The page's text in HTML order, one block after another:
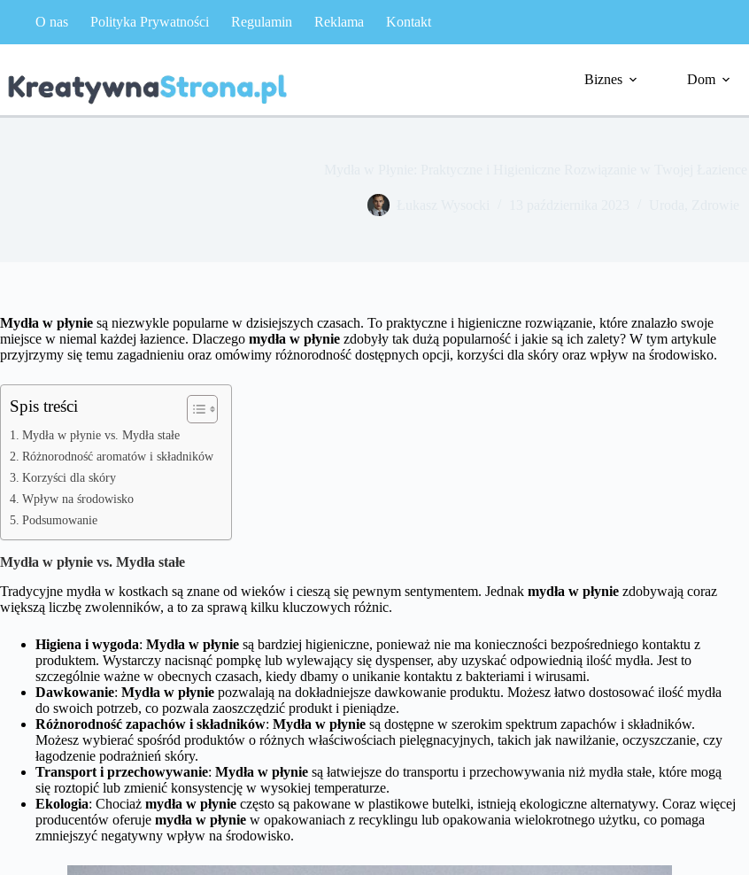
O nas Polityka Prywatności Regulamin Reklama Kontakt
Biznes Dom
Mydła w płynie są niezwykle popularne w dzisiejszych czasach. To praktyczne i higieniczne rozwiązanie, które znalazło swoje
miejsce w niemal każdej łazience. Dlaczego mydła w płynie zdobyły tak dużą popularność i jakie są ich zalety? W tym artykule
przyjrzymy się temu zagadnieniu oraz omówimy różnorodność dostępnych opcji, korzyści dla skóry oraz wpływ na środowisko.
Spis treści
Mydła w płynie vs. Mydła stałe
Różnorodność aromatów i składników
Korzyści dla skóry
Wpływ na środowisko
Podsumowanie
Mydła w płynie vs. Mydła stałe
Tradycyjne mydła w kostkach są znane od wieków i cieszą się pewnym sentymentem. Jednak mydła w płynie zdobywają coraz
większą liczbę zwolenników, a to za sprawą kilku kluczowych różnic.
Higiena i wygoda: Mydła w płynie są bardziej higieniczne, ponieważ nie ma konieczności bezpośredniego kontaktu z
produktem. Wystarczy nacisnąć pompkę lub wylewający się dyspenser, aby uzyskać odpowiednią ilość mydła. Jest to
szczególnie ważne w obecnych czasach, kiedy dbamy o unikanie kontaktu z bakteriami i wirusami.
Dawkowanie: Mydła w płynie pozwalają na dokładniejsze dawkowanie produktu. Możesz łatwo dostosować ilość mydła
do swoich potrzeb, co pozwala zaoszczędzić produkt i pieniądze.
Różnorodność zapachów i składników: Mydła w płynie są dostępne w szerokim spektrum zapachów i składników.
Możesz wybierać spośród produktów o różnych właściwościach pielęgnacyjnych, takich jak nawilżanie, oczyszczanie, czy
łagodzenie podrażnień skóry.
Transport i przechowywanie: Mydła w płynie są łatwiejsze do transportu i przechowywania niż mydła stałe, które mogą
się roztopić lub zmienić konsystencję w wysokiej temperaturze.
Ekologia: Chociaż mydła w płynie często są pakowane w plastikowe butelki, istnieją ekologiczne alternatywy. Coraz więcej
producentów oferuje mydła w płynie w opakowaniach z recyklingu lub opakowania wielokrotnego użytku, co pomaga
zmniejszyć negatywny wpływ na środowisko.